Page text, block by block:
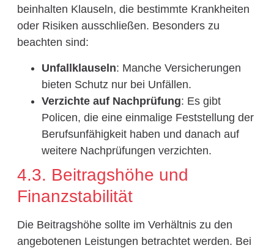
beinhalten Klauseln, die bestimmte Krankheiten
oder Risiken ausschließen. Besonders zu
beachten sind:
Unfallklauseln: Manche Versicherungen
bieten Schutz nur bei Unfällen.
Verzichte auf Nachprüfung: Es gibt
Policen, die eine einmalige Feststellung der
Berufsunfähigkeit haben und danach auf
weitere Nachprüfungen verzichten.
4.3. Beitragshöhe und
Finanzstabilität
Die Beitragshöhe sollte im Verhältnis zu den
angebotenen Leistungen betrachtet werden. Bei